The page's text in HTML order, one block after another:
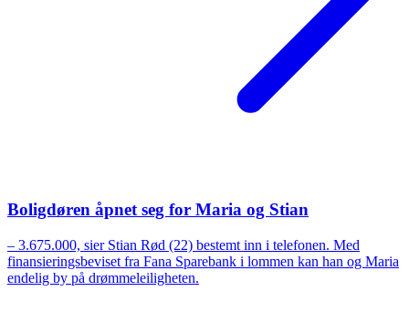
Boligdøren åpnet seg for Maria og Stian
– 3.675.000, sier Stian Rød (22) bestemt inn i telefonen. Med
finansieringsbeviset fra Fana Sparebank i lommen kan han og Maria
endelig by på drømmeleiligheten.